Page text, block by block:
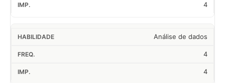
4
Análise de dados
4
4